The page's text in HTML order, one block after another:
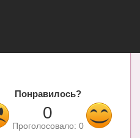
Понравилось?
0
Проголосовало: 0